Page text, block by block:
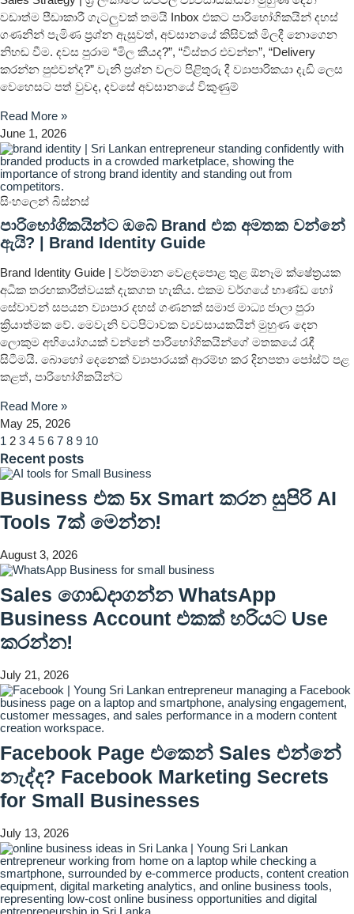
වඩාත්ම පීඩාකාරී ගැටලුවක් තමයි Inbox එකට පාරිභෝගිකයින් දහස්
ගණනින් පැමිණ ප්‍රශ්න ඇසුවත්, අවසානයේ කිසිවක් මිලදී නොගෙන
නිහඬ වීම. දවස පුරාම “මිල කීයද?”, “විස්තර එවන්න”, “Delivery
කරන්න පුළුවන්ද?” වැනි ප්‍රශ්න වලට පිළිතුරු දී ව්‍යාපාරිකයා දැඩි ලෙස
වෙහෙසට පත් වුවද, දවසේ අවසානයේ විකුණුම්
Read More »
June 1, 2026
සිංහලෙන් බිස්නස්
පාරිභෝගිකයින්ට ඔබේ Brand එක අමතක වන්නේ
ඇයි? | Brand Identity Guide
Brand Identity Guide | වර්තමාන වෙළඳපොළ තුළ ඕනෑම ක්ෂේත්‍රයක
අධික තරඟකාරීත්වයක් දැකගත හැකිය. එකම වර්ගයේ භාණ්ඩ හෝ
සේවාවන් සපයන ව්‍යාපාර දහස් ගණනක් සමාජ මාධ්‍ය ජාලා පුරා
ක්‍රියාත්මක වේ. මෙවැනි වටපිටාවක ව්‍යවසායකයින් මුහුණ දෙන
ලොකුම අභියෝගයක් වන්නේ පාරිභෝගිකයින්ගේ මතකයේ රැඳී
සිටීමයි. බොහෝ දෙනෙක් ව්‍යාපාරයක් ආරම්භ කර දිනපතා පෝස්ට් පළ
කළත්, පාරිභෝගිකයින්ට
Read More »
May 25, 2026
1 2 3 4 5 6 7 8 9 10
Recent posts
Business එක 5x Smart කරන සුපිරි AI
Tools 7ක් මෙන්න!
August 3, 2026
Sales ගොඩදාගන්න WhatsApp
Business Account එකක් හරියට Use
කරන්න!
July 21, 2026
Facebook Page එකෙන් Sales එන්නේ
නැද්ද? Facebook Marketing Secrets
for Small Businesses
July 13, 2026